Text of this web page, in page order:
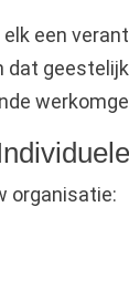
een
organisatie: